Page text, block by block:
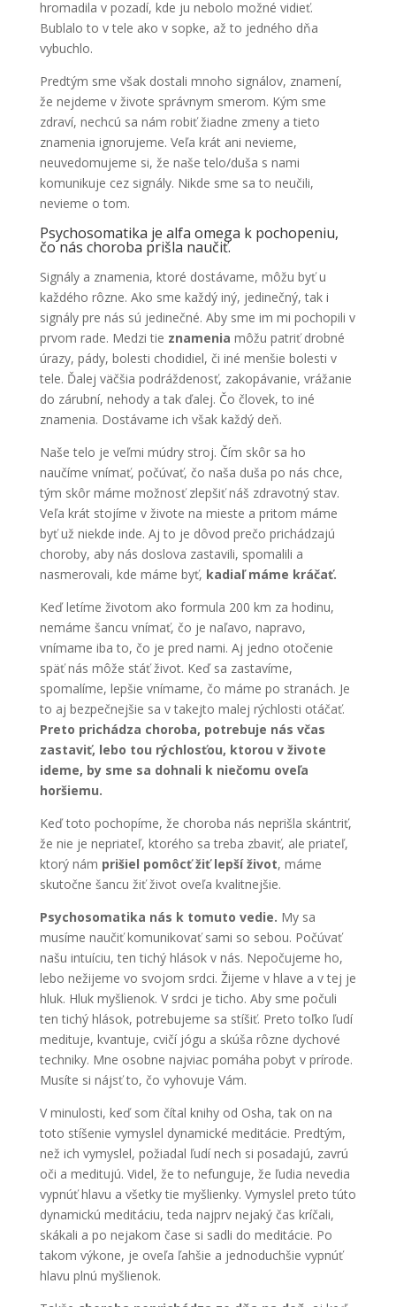
hromadila v pozadí, kde ju nebolo možné vidieť.
Bublalo to v tele ako v sopke, až to jedného dňa
vybuchlo.
Predtým sme však dostali mnoho signálov, znamení,
že nejdeme v živote správnym smerom. Kým sme
zdraví, nechcú sa nám robiť žiadne zmeny a tieto
znamenia ignorujeme. Veľa krát ani nevieme,
neuvedomujeme si, že naše telo/duša s nami
komunikuje cez signály. Nikde sme sa to neučili,
nevieme o tom.
Psychosomatika je alfa omega k pochopeniu,
čo nás choroba prišla naučiť.
Signály a znamenia, ktoré dostávame, môžu byť u
každého rôzne. Ako sme každý iný, jedinečný, tak i
signály pre nás sú jedinečné. Aby sme im mi pochopili v
prvom rade. Medzi tie znamenia môžu patriť drobné
úrazy, pády, bolesti chodidiel, či iné menšie bolesti v
tele. Ďalej väčšia podráždenosť, zakopávanie, vrážanie
do zárubní, nehody a tak ďalej. Čo človek, to iné
znamenia. Dostávame ich však každý deň.
Naše telo je veľmi múdry stroj. Čím skôr sa ho
naučíme vnímať, počúvať, čo naša duša po nás chce,
tým skôr máme možnosť zlepšiť náš zdravotný stav.
Veľa krát stojíme v živote na mieste a pritom máme
byť už niekde inde. Aj to je dôvod prečo prichádzajú
choroby, aby nás doslova zastavili, spomalili a
nasmerovali, kde máme byť, kadiaľ máme kráčať.
Keď letíme životom ako formula 200 km za hodinu,
nemáme šancu vnímať, čo je naľavo, napravo,
vnímame iba to, čo je pred nami. Aj jedno otočenie
späť nás môže stáť život. Keď sa zastavíme,
spomalíme, lepšie vnímame, čo máme po stranách. Je
to aj bezpečnejšie sa v takejto malej rýchlosti otáčať.
Preto prichádza choroba, potrebuje nás včas
zastaviť, lebo tou rýchlosťou, ktorou v živote
ideme, by sme sa dohnali k niečomu oveľa
horšiemu.
Keď toto pochopíme, že choroba nás neprišla skántriť,
že nie je nepriateľ, ktorého sa treba zbaviť, ale priateľ,
ktorý nám prišiel pomôcť žiť lepší život, máme
skutočne šancu žiť život oveľa kvalitnejšie.
Psychosomatika nás k tomuto vedie. My sa
musíme naučiť komunikovať sami so sebou. Počúvať
našu intuíciu, ten tichý hlások v nás. Nepočujeme ho,
lebo nežijeme vo svojom srdci. Žijeme v hlave a v tej je
hluk. Hluk myšlienok. V srdci je ticho. Aby sme počuli
ten tichý hlások, potrebujeme sa stíšiť. Preto toľko ľudí
medituje, kvantuje, cvičí jógu a skúša rôzne dychové
techniky. Mne osobne najviac pomáha pobyt v prírode.
Musíte si nájsť to, čo vyhovuje Vám.
V minulosti, keď som čítal knihy od Osha, tak on na
toto stíšenie vymyslel dynamické meditácie. Predtým,
než ich vymyslel, požiadal ľudí nech si posadajú, zavrú
oči a meditujú. Videl, že to nefunguje, že ľudia nevedia
vypnúť hlavu a všetky tie myšlienky. Vymyslel preto túto
dynamickú meditáciu, teda najprv nejaký čas kríčali,
skákali a po nejakom čase si sadli do meditácie. Po
takom výkone, je oveľa ľahšie a jednoduchšie vypnúť
hlavu plnú myšlienok.